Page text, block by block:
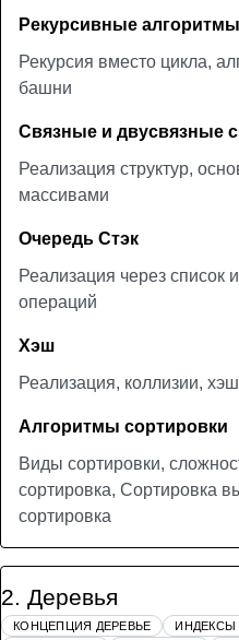
Рекурсивные алгоритмы
Рекурсия вместо цикла,
башни
Связные и двусвязные
Реализация структур,
массивами
Очередь Стэк
Реализация через список
операций
Хэш
Реализация, коллизии,
Алгоритмы сортировки
Виды сортировки,
сортировка, Сортировка
сортировка
2. Деревья
КОНЦЕПЦИЯ ДЕРЕВЬЕ ИНДЕКСЫ